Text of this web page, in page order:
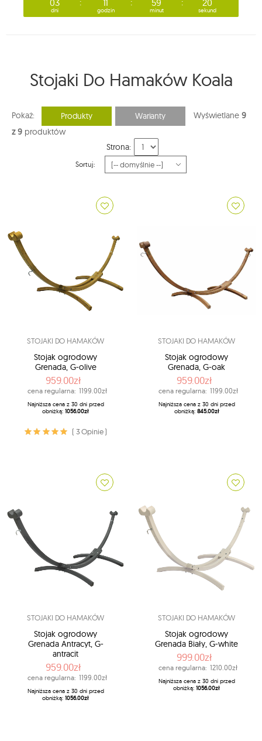
03
dni
11
godzin
59
minut
20
sekund
Stojaki Do Hamaków Koala
Pokaż: Produkty Warianty Wyświetlane 9
z 9 produktów
Strona:
Sortuj:
STOJAKI DO HAMAKÓW
Stojak ogrodowy
Grenada, G-olive
959.00zł
cena regularna: 1199.00zł
Najniższa cena z 30 dni przed
obniżką: 1056.00zł
( 3 Opinie )
STOJAKI DO HAMAKÓW
Stojak ogrodowy
Grenada, G-oak
959.00zł
cena regularna: 1199.00zł
Najniższa cena z 30 dni przed
obniżką: 845.00zł
STOJAKI DO HAMAKÓW
Stojak ogrodowy
Grenada Antracyt, G-
antracit
959.00zł
cena regularna: 1199.00zł
Najniższa cena z 30 dni przed
obniżką: 1056.00zł
STOJAKI DO HAMAKÓW
Stojak ogrodowy
Grenada Biały, G-white
999.00zł
cena regularna: 1210.00zł
Najniższa cena z 30 dni przed
obniżką: 1056.00zł